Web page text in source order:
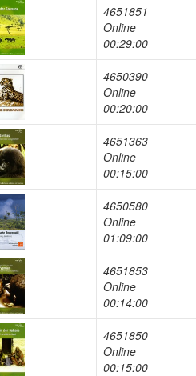
4651851
Online
00:29:00
4650390
Online
00:20:00
4651363
Online
00:15:00
4650580
Online
01:09:00
4651853
Online
00:14:00
4651850
Online
00:15:00